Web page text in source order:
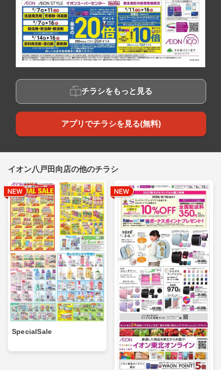
チラシをもっと見る
アプリでチラシを見る(無料)
イオン八戸田向店の他のチラシ
SpecialSale